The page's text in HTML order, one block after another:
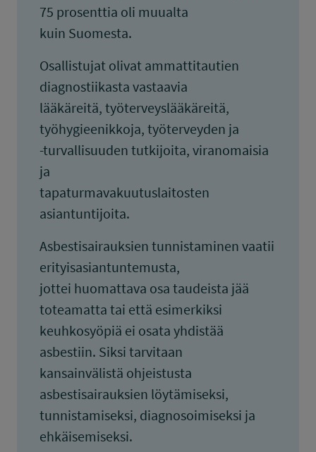
75 prosenttia oli muualta
kuin Suomesta.
Osallistujat olivat ammattitautien
diagnostiikasta vastaavia
lääkäreitä, työterveyslääkäreitä,
työhygieenikkoja, työterveyden ja
-turvallisuuden tutkijoita, viranomaisia
ja
tapaturmavakuutuslaitosten
asiantuntijoita.
Asbestisairauksien tunnistaminen vaatii
erityisasiantuntemusta,
jottei huomattava osa taudeista jää
toteamatta tai että esimerkiksi
keuhkosyöpiä ei osata yhdistää
asbestiin. Siksi tarvitaan
kansainvälistä ohjeistusta
asbestisairauksien löytämiseksi,
tunnistamiseksi, diagnosoimiseksi ja
ehkäisemiseksi.